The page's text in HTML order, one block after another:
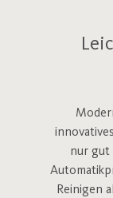
nur gut
Reinigen